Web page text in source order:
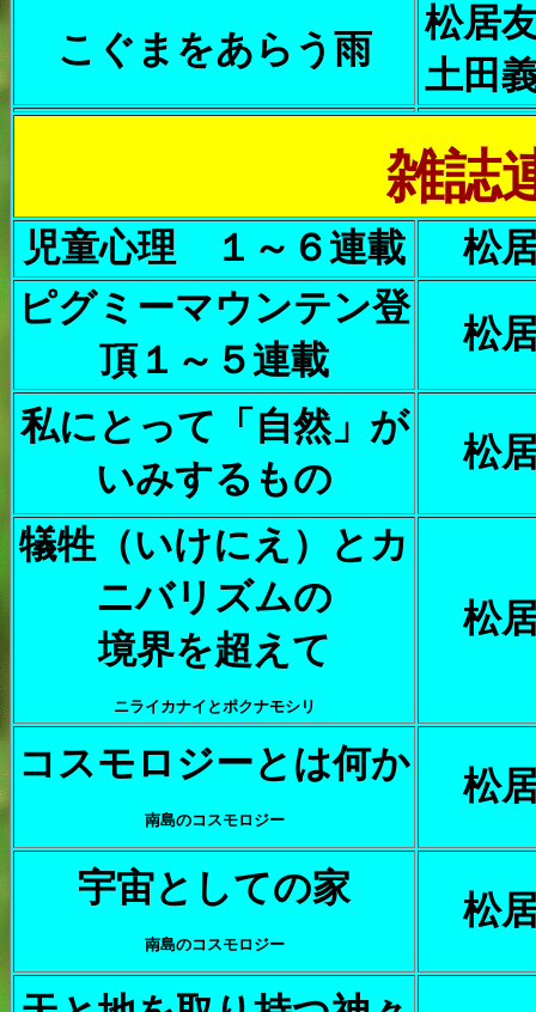
こぐまをあらう雨
松居
土田
雑誌
児童心理 １～６連載
松
ピグミーマウンテン登
頂１～５連載
松
私にとって「自然」が
いみするもの
松
犠牲（いけにえ）とカ
ニバリズムの
境界を超えて
ニライカナイとポクナモシリ
松
コスモロジーとは何か
南島のコスモロジー
松
宇宙としての家
南島のコスモロジー
松